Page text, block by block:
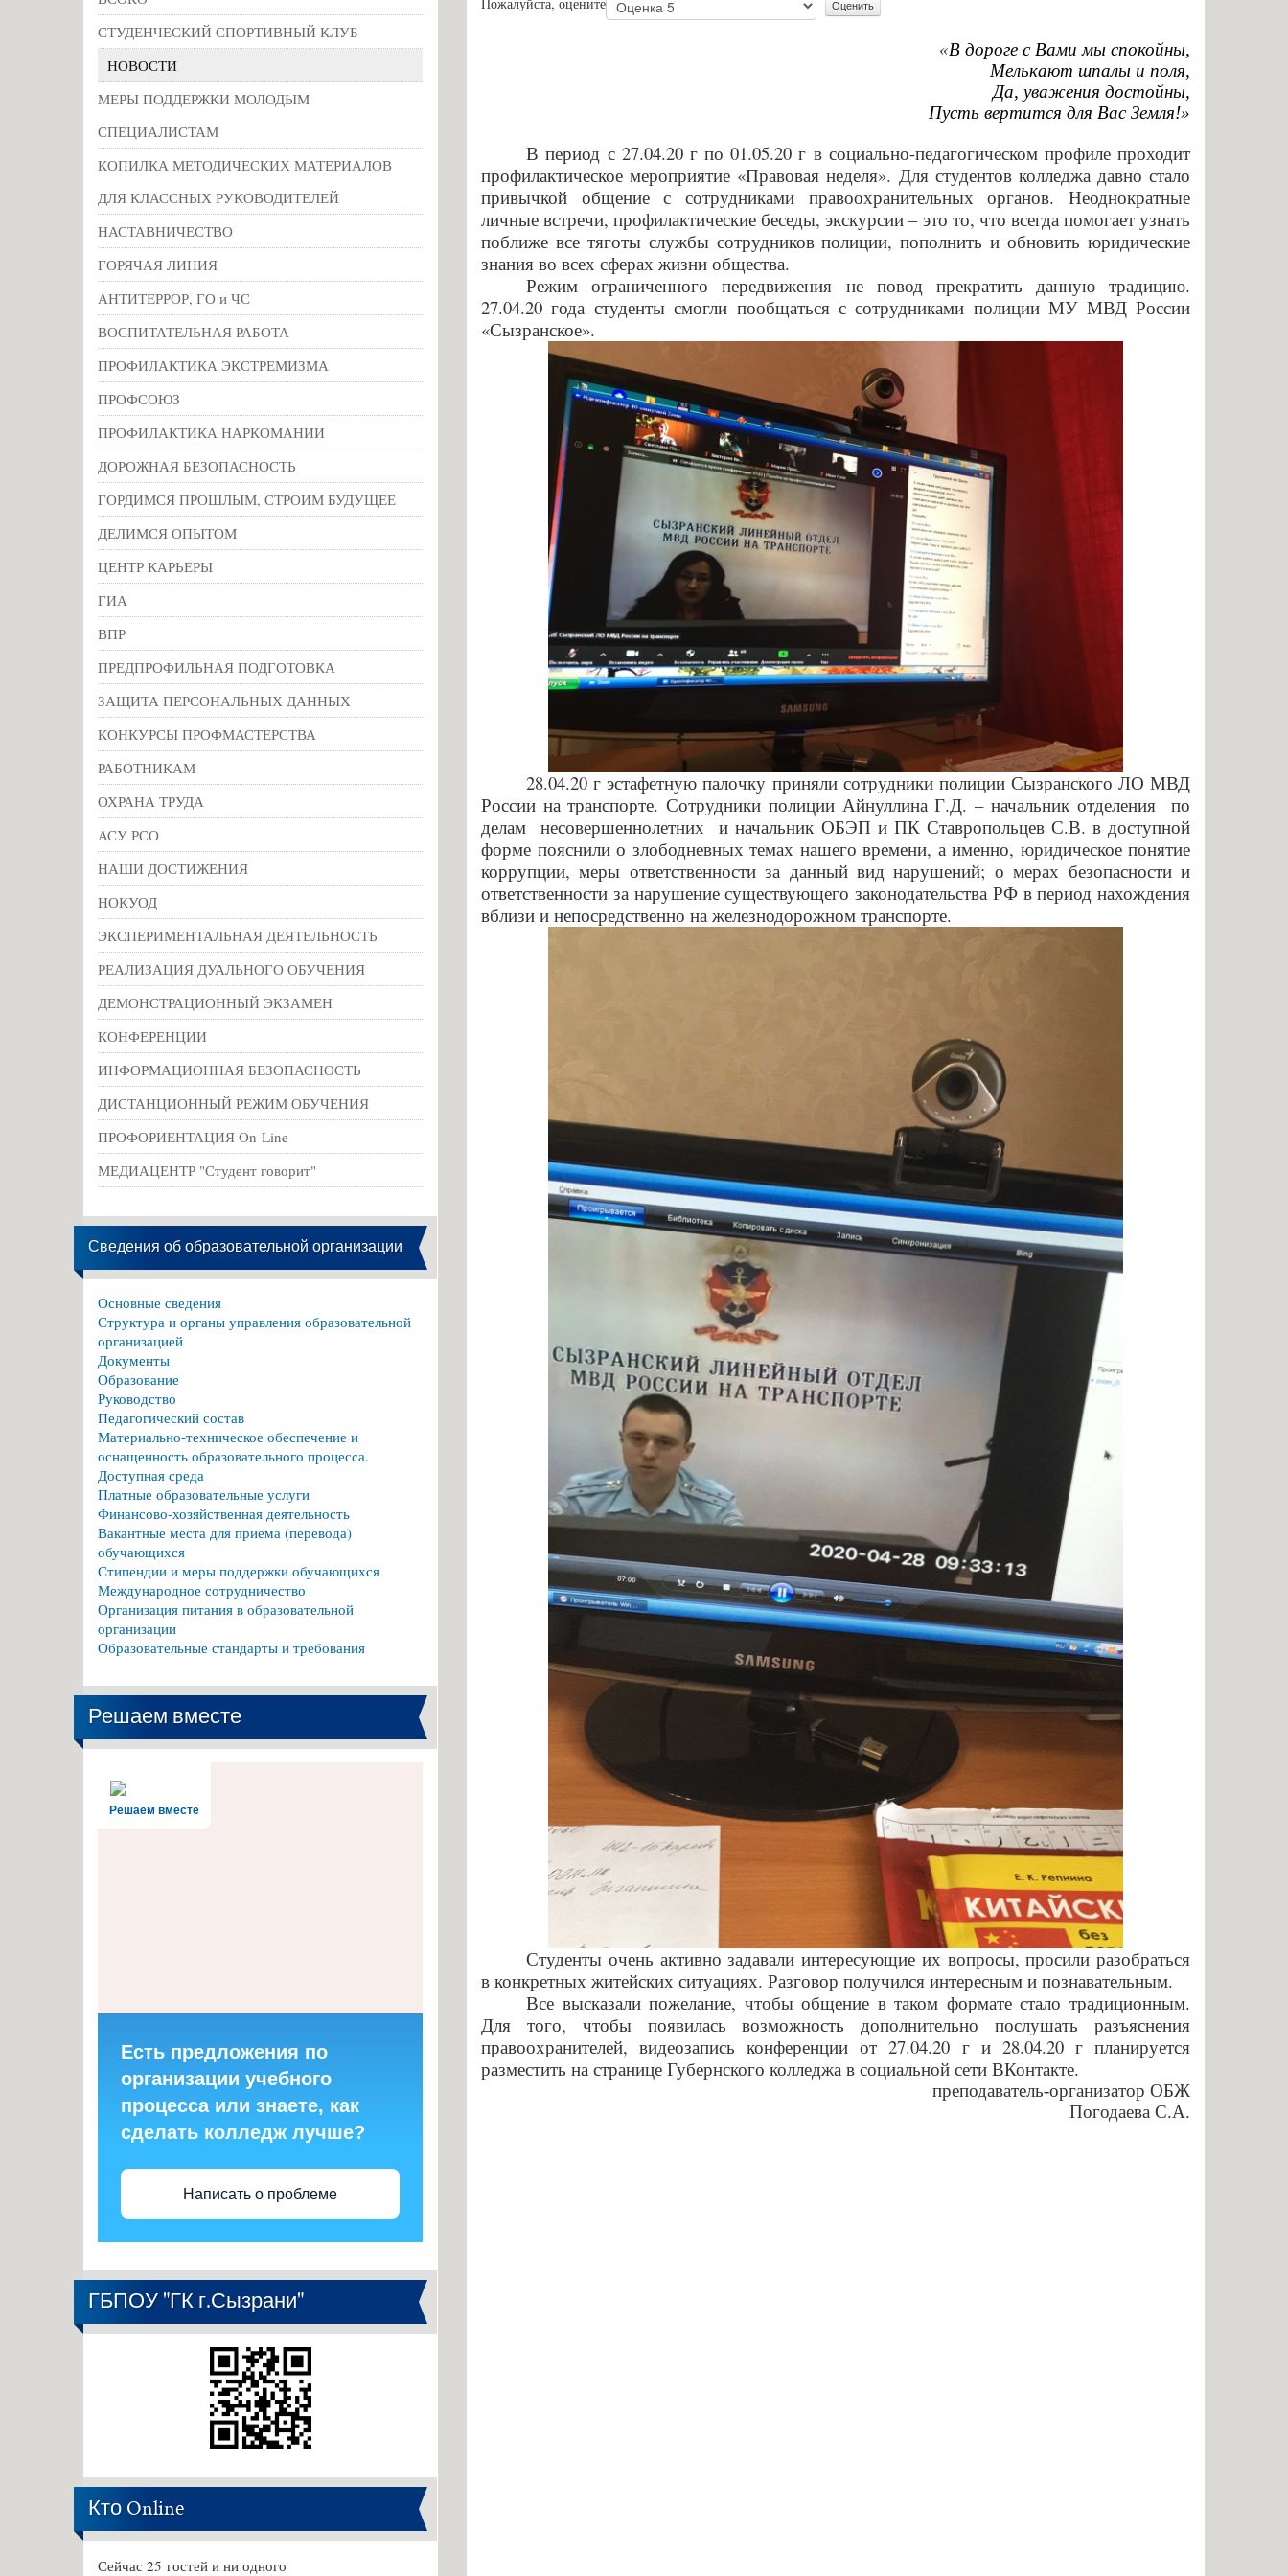
образовательной организации
Образовательные стандарты и
требования
с ограниченными возможностями
Конкурс заявлений абитуриентов
Вопросы-ответы
Образовательный кредит с
государственной поддержкой
Основание для представления
льгот
Особенности приема
иностранных граждан
Заочное обучение
Дополнительное
профессиональное образование
Пожалуйста, оцените
«В дороге с Вами мы спокойны,
Мелькают шпалы и поля,
Да, уважения достойны,
Пусть вертится для Вас Земля!»
В период с 27.04.20 г по 01.05.20 г в социально-педагогическом профиле проходит
профилактическое мероприятие «Правовая неделя». Для студентов колледжа давно стало
привычкой общение с сотрудниками правоохранительных органов. Неоднократные
личные встречи, профилактические беседы, экскурсии – это то, что всегда помогает узнать
поближе все тяготы службы сотрудников полиции, пополнить и обновить юридические
знания во всех сферах жизни общества.
Режим ограниченного передвижения не повод прекратить данную традицию.
27.04.20 года студенты смогли пообщаться с сотрудниками полиции МУ МВД России
«Сызранское».
28.04.20 г эстафетную палочку приняли сотрудники полиции Сызранского ЛО МВД
России на транспорте. Сотрудники полиции Айнуллина Г.Д. – начальник отделения по
делам несовершеннолетнихи начальник ОБЭП и ПК Ставропольцев С.В. в доступной
форме пояснили о злободневных темах нашего времени, а именно, юридическое понятие
коррупции, меры ответственности за данный вид нарушений; о мерах безопасности и
ответственности за нарушение существующего законодательства РФ в период нахождения
вблизи и непосредственно на железнодорожном транспорте.
Студенты очень активно задавали интересующие их вопросы, просили разобраться
в конкретных житейских ситуациях. Разговор получился интересным и познавательным.
Все высказали пожелание, чтобы общение в таком формате стало традиционным.
Для того, чтобы появилась возможность дополнительно послушать разъяснения
правоохранителей, видеозапись конференции от 27.04.20 г и 28.04.20 г планируется
разместить на странице Губернского колледжа в социальной сети ВКонтакте.
преподаватель-организатор ОБЖ
Погодаева С.А.
СТУДЕНЧЕСКИЙ СПОРТИВНЫЙ КЛУБ
НОВОСТИ
МЕРЫ ПОДДЕРЖКИ МОЛОДЫМ
СПЕЦИАЛИСТАМ
КОПИЛКА МЕТОДИЧЕСКИХ МАТЕРИАЛОВ
ДЛЯ КЛАССНЫХ РУКОВОДИТЕЛЕЙ
НАСТАВНИЧЕСТВО
ГОРЯЧАЯ ЛИНИЯ
АНТИТЕРРОР, ГО и ЧС
ВОСПИТАТЕЛЬНАЯ РАБОТА
ПРОФИЛАКТИКА ЭКСТРЕМИЗМА
ПРОФСОЮЗ
ПРОФИЛАКТИКА НАРКОМАНИИ
ДОРОЖНАЯ БЕЗОПАСНОСТЬ
ГОРДИМСЯ ПРОШЛЫМ, СТРОИМ БУДУЩЕЕ
ДЕЛИМСЯ ОПЫТОМ
ЦЕНТР КАРЬЕРЫ
ГИА
ВПР
ПРЕДПРОФИЛЬНАЯ ПОДГОТОВКА
ЗАЩИТА ПЕРСОНАЛЬНЫХ ДАННЫХ
КОНКУРСЫ ПРОФМАСТЕРСТВА
РАБОТНИКАМ
ОХРАНА ТРУДА
АСУ РСО
НАШИ ДОСТИЖЕНИЯ
НОКУОД
ЭКСПЕРИМЕНТАЛЬНАЯ ДЕЯТЕЛЬНОСТЬ
РЕАЛИЗАЦИЯ ДУАЛЬНОГО ОБУЧЕНИЯ
ДЕМОНСТРАЦИОННЫЙ ЭКЗАМЕН
КОНФЕРЕНЦИИ
ИНФОРМАЦИОННАЯ БЕЗОПАСНОСТЬ
ДИСТАНЦИОННЫЙ РЕЖИМ ОБУЧЕНИЯ
ПРОФОРИЕНТАЦИЯ On-Line
МЕДИАЦЕНТР "Студент говорит"
Сведения об образовательной организации
Основные сведения
Структура и органы управления образовательной
организацией
Документы
Образование
Руководство
Педагогический состав
Материально-техническое обеспечение и
оснащенность образовательного процесса.
Доступная среда
Платные образовательные услуги
Финансово-хозяйственная деятельность
Вакантные места для приема (перевода)
обучающихся
Стипендии и меры поддержки обучающихся
Международное сотрудничество
Организация питания в образовательной
организации
Образовательные стандарты и требования
Решаем вместе
Решаем вместе
Есть предложения по
организации учебного
процесса или знаете, как
сделать колледж лучше?
Написать о проблеме
ГБПОУ "ГК г.Сызрани"
Кто Online
Сейчас 25 гостей и ни одного